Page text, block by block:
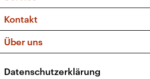
Musikliste
Kakadu – Das Kinderprogramm
Frequenzen (UKW + DAB+)
FAQ
Apps
Newsletter
Kontakt
Social Media
Über uns
Presse
Datenschutzerklärung